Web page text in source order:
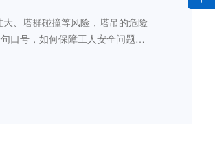
、塔群碰撞等风险，塔吊的危险
口号，如何保障工人安全问题，